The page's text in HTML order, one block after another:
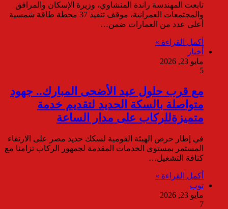
تابعت المهندسة راندة المنشاوي، وزيرة الإسكان والمرافق
والمجتمعات العمرانية، موقف تنفيذ 37 محطة طاقة شمسية
أعلى عدد من العمارات ضمن…
أكمل القراءة »
أخبار
مايو 23, 2026
5
مع قرب حلول عيد الأضحى المبارك.. جهود
متواصلة بالسكة الحديد لتقديم خدمة
متميزةللركاب على مدار الساعة
في إطار حرص الهيئة القومية لسكك حديد مصر على الارتقاء
المستمر بمستوى الخدمات المقدمة لجمهور الركاب تزامنا مع
كثافة التشغيل…
أكمل القراءة »
توب
مايو 23, 2026
7